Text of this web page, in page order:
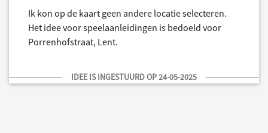
Ik kon op de kaart geen andere locatie selecteren.
Het idee voor speelaanleidingen is bedoeld voor
Porrenhofstraat, Lent.
IDEE IS INGESTUURD OP 24-05-2025